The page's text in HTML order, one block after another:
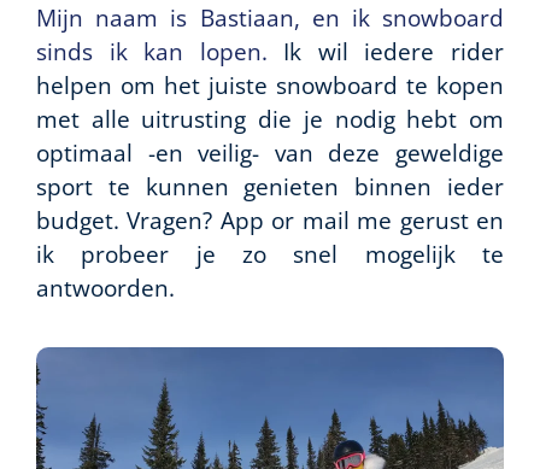
Mijn naam is Bastiaan, en ik snowboard
sinds ik kan lopen. Ik wil iedere rider
helpen om het juiste snowboard te kopen
met alle uitrusting die je nodig hebt om
optimaal -en veilig- van deze geweldige
sport te kunnen genieten binnen ieder
budget. Vragen? App or mail me gerust en
ik probeer je zo snel mogelijk te
antwoorden.